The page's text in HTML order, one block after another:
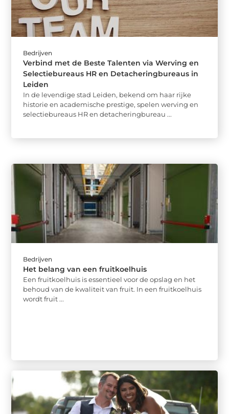
Bedrijven
Verbind met de Beste Talenten via Werving en
Selectiebureaus HR en Detacheringbureaus in
Leiden
In de levendige stad Leiden, bekend om haar rijke
historie en academische prestige, spelen werving en
selectiebureaus HR en detacheringbureau ...
Bedrijven
Het belang van een fruitkoelhuis
Een fruitkoelhuis is essentieel voor de opslag en het
behoud van de kwaliteit van fruit. In een fruitkoelhuis
wordt fruit ...